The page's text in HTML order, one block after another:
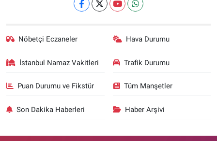
Nöbetçi Eczaneler Hava Durumu
İstanbul Namaz Vakitleri Trafik Durumu
Puan Durumu ve Fikstür Tüm Manşetler
Son Dakika Haberleri Haber Arşivi